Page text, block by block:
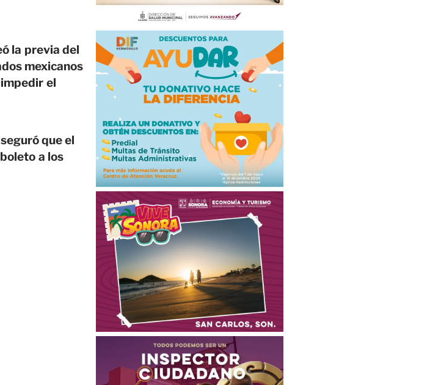
la previa del
mexicanos
el
que el
a los